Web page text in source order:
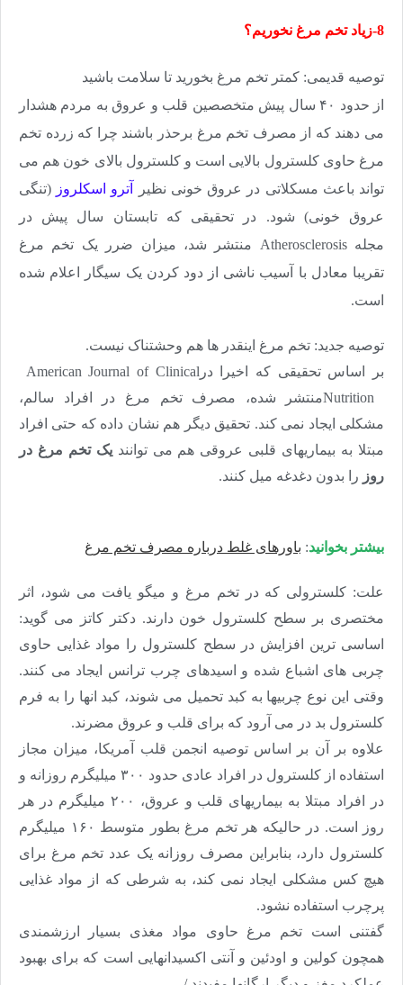
8-زیاد تخم مرغ نخوریم؟
توصیه قدیمی: کمتر تخم مرغ بخورید تا سلامت باشید
از حدود ۴۰ سال پیش متخصصین قلب و عروق به مردم هشدار
می دهند که از مصرف تخم مرغ برحذر باشند چرا که زرده تخم
مرغ حاوی کلسترول بالایی است و کلسترول بالای خون هم می
تواند باعث مسکلاتی در عروق خونی نظیر
آترو اسکلروز (تنگی
عروق خونی) شود. در تحقیقی که تابستان سال پیش در
مجله Atherosclerosis منتشر شد، میزان ضرر یک تخم مرغ
تقریبا معادل با آسیب ناشی از دود کردن یک سیگار اعلام شده
است.
توصیه جدید: تخم مرغ اینقدر ها هم وحشتناک نیست.
بر اساس تحقیقی که اخیرا در American Journal of Clinical
Nutritionمنتشر شده، مصرف تخم مرغ در افراد سالم،
مشکلی ایجاد نمی کند. تحقیق دیگر هم نشان داده که حتی افراد
مبتلا به بیماریهای قلبی عروقی هم می توانندیک تخم مرغ در
روز را بدون دغدغه میل کنند.
بیشتر بخوانید: باورهای غلط درباره مصرف تخم مرغ
علت: کلسترولی که در تخم مرغ و میگو یافت می شود، اثر
مختصری بر سطح کلسترول خون دارند. دکتر کاتز می گوید:
اساسی ترین افزایش در سطح کلسترول را مواد غذایی حاوی
چربی های اشباع شده و اسیدهای چرب ترانس ایجاد می کنند.
وقتی این نوع چربیها به کبد تحمیل می شوند، کبد انها را به فرم
کلسترول بد در می آرود که برای قلب و عروق مضرند.
علاوه بر آن بر اساس توصیه انجمن قلب آمریکا، میزان مجاز
استفاده از کلسترول در افراد عادی حدود ۳۰۰ میلیگرم روزانه و
در افراد مبتلا به بیماریهای قلب و عروق، ۲۰۰ میلیگرم در هر
روز است. در حالیکه هر تخم مرغ بطور متوسط ۱۶۰ میلیگرم
کلسترول دارد، بنابراین مصرف روزانه یک عدد تخم مرغ برای
هیچ کس مشکلی ایجاد نمی کند، به شرطی که از مواد غذایی
پرچرب استفاده نشود.
گفتنی است تخم مرغ حاوی مواد مغذی بسیار ارزشمندی
همچون کولین و اودئین و آنتی اکسیدانهایی است که برای بهبود